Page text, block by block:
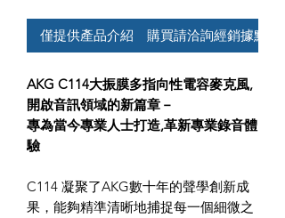
僅提供產品介紹 購買請洽詢經銷據點
AKG C114大振膜多指向性電容麥克風,
開啟音訊領域的新篇章－
專為當今專業人士打造,革新專業錄音體
驗
C114 凝聚了AKG數十年的聲學創新成
果，能夠精準清晰地捕捉每一個細微之